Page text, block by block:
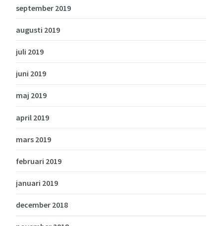
september 2019
augusti 2019
juli 2019
juni 2019
maj 2019
april 2019
mars 2019
februari 2019
januari 2019
december 2018